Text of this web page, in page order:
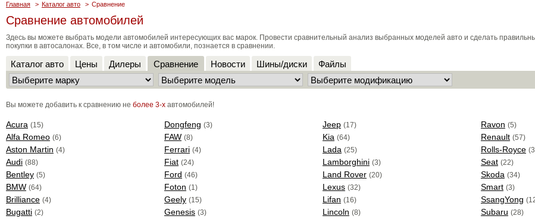
Главная > Каталог авто > Сравнение
Сравнение автомобилей
Здесь вы можете выбрать модели автомобилей интересующих вас марок. Провести сравнительный анализ выбранных моделей авто и сделать
покупки в автосалонах. Все, в том числе и автомобили, познается в сравнении.
Каталог авто Цены Дилеры Сравнение Новости Шины/диски Файлы
Вы можете добавить к сравнению не более 3-х автомобилей!
Acura (15)
Alfa Romeo (6)
Aston Martin (4)
Audi (88)
Bentley (5)
BMW (64)
Brilliance (4)
Bugatti (2)
Dongfeng (3)
FAW (8)
Ferrari (4)
Fiat (24)
Ford (46)
Foton (1)
Geely (15)
Genesis (3)
Jeep (17)
Kia (64)
Lada (25)
Lamborghini (3)
Land Rover (20)
Lexus (32)
Lifan (16)
Lincoln (8)
Ravon (5)
Renault (57)
Rolls-Royce
Seat (22)
Skoda (34)
Smart (3)
SsangYong
Subaru (28)